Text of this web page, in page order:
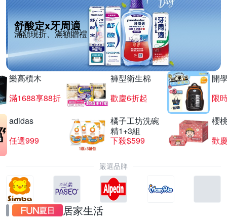
舒酸定x牙周適
滿額現折、滿額贈禮
樂高積木
滿1688享88折
褲型衛生棉
歡慶6折起
開
限
adidas
任選999
橘子工坊洗碗
精1+3組
下殺$599
櫻
歡
嚴選品牌
居家生活